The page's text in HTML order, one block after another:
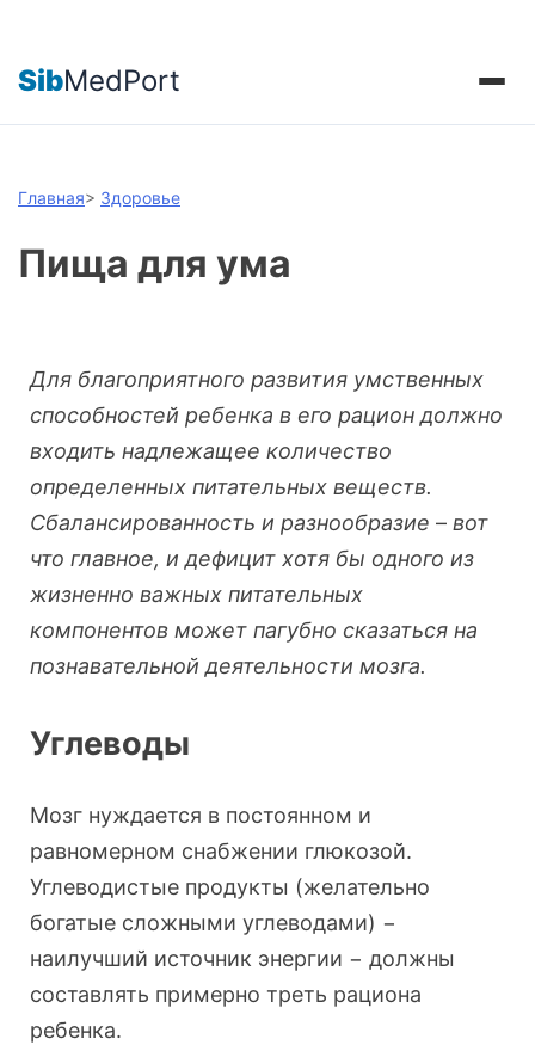
SibMedPort
Главная> Здоровье
Пища для ума
Для благоприятного развития умственных
способностей ребенка в его рацион должно
входить надлежащее количество
определенных питательных веществ.
Сбалансированность и разнообразие – вот
что главное, и дефицит хотя бы одного из
жизненно важных питательных
компонентов может пагубно сказаться на
познавательной деятельности мозга.
Углеводы
Мозг нуждается в постоянном и
равномерном снабжении глюкозой.
Углеводистые продукты (желательно
богатые сложными углеводами) −
наилучший источник энергии − должны
составлять примерно треть рациона
ребенка.